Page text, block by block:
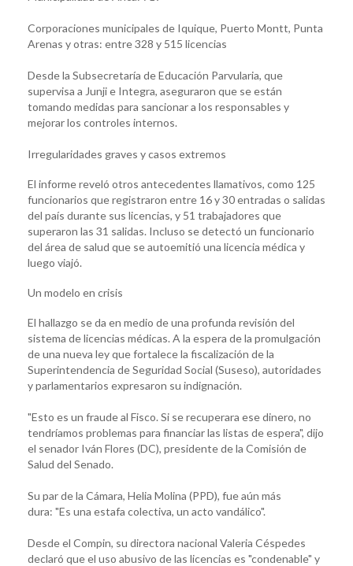
Corporaciones municipales de Iquique, Puerto Montt, Punta
Arenas y otras: entre 328 y 515 licencias
Desde la Subsecretaría de Educación Parvularia, que
supervisa a Junji e Integra, aseguraron que se están
tomando medidas para sancionar a los responsables y
mejorar los controles internos.
Irregularidades graves y casos extremos
El informe reveló otros antecedentes llamativos, como 125
funcionarios que registraron entre 16 y 30 entradas o salidas
del país durante sus licencias, y 51 trabajadores que
superaron las 31 salidas. Incluso se detectó un funcionario
del área de salud que se autoemitió una licencia médica y
luego viajó.
Un modelo en crisis
El hallazgo se da en medio de una profunda revisión del
sistema de licencias médicas. A la espera de la promulgación
de una nueva ley que fortalece la fiscalización de la
Superintendencia de Seguridad Social (Suseso), autoridades
y parlamentarios expresaron su indignación.
"Esto es un fraude al Fisco. Si se recuperara ese dinero, no
tendríamos problemas para financiar las listas de espera", dijo
el senador Iván Flores (DC), presidente de la Comisión de
Salud del Senado.
Su par de la Cámara, Helia Molina (PPD), fue aún más
dura: "Es una estafa colectiva, un acto vandálico".
Desde el Compin, su directora nacional Valeria Céspedes
declaró que el uso abusivo de las licencias es "condenable" y